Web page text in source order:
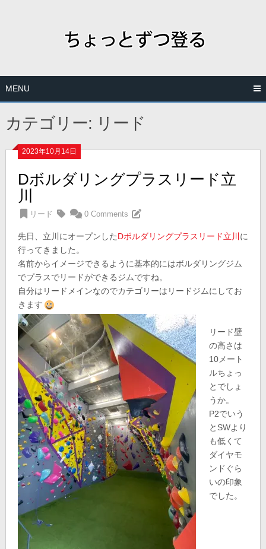
MENU
カテゴリー: リード
2023年10月14日
Dボルダリングプラスリード立
川
リード 0 Comments
先日、立川にオープンしたDボルダリングプラスリード立川 に
行ってきました。
名前からイメージできるように基本的にはボルダリングジム
でプラスでリードができるジムですね。
自分はリードメインなのでカテゴリーはリードジムにしてお
きます
リード壁
の高さは
10メート
ルちょっ
とでしょ
うか。
P2でいう
とSWより
も低くて
ダイヤモ
ンドぐら
いの印象
でした。